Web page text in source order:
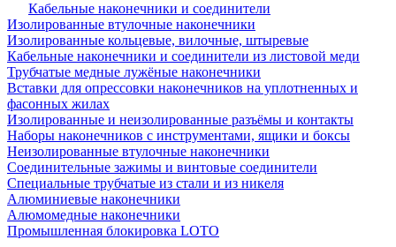
Кабельные наконечники и соединители
Изолированные втулочные наконечники
Изолированные кольцевые, вилочные, штыревые
Кабельные наконечники и соединители из листовой меди
Трубчатые медные лужёные наконечники
Вставки для опрессовки наконечников на уплотненных и
фасонных жилах
Изолированные и неизолированные разъёмы и контакты
Наборы наконечников с инструментами, ящики и боксы
Неизолированные втулочные наконечники
Соединительные зажимы и винтовые соединители
Специальные трубчатые из стали и из никеля
Алюминиевые наконечники
Алюмомедные наконечники
Промышленная блокировка LOTO